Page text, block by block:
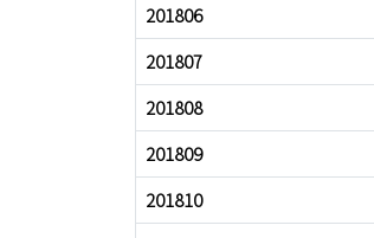
201806
201807
201808
201809
201810